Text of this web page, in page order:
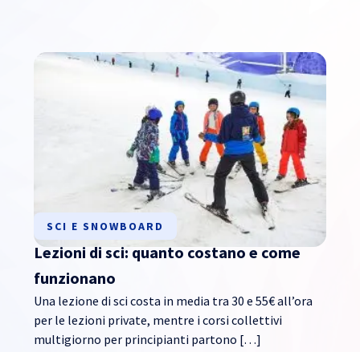
SCI E SNOWBOARD
Lezioni di sci: quanto costano e come
funzionano
Una lezione di sci costa in media tra 30 e 55€ all’ora
per le lezioni private, mentre i corsi collettivi
multigiorno per principianti partono […]